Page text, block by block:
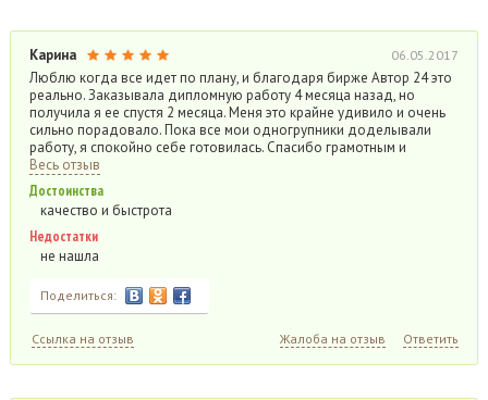
Карина 06.05.2017
Люблю когда все идет по плану, и благодаря бирже Автор 24 это
реально. Заказывала дипломную работу 4 месяца назад, но
получила я ее спустя 2 месяца. Меня это крайне удивило и очень
сильно порадовало. Пока все мои одногрупники доделывали
работу, я спокойно себе готовилась. Спасибо грамотным и
Весь отзыв
Достоинства
качество и быстрота
Недостатки
не нашла
Поделиться:
Ссылка на отзыв Жалоба на отзыв Ответить